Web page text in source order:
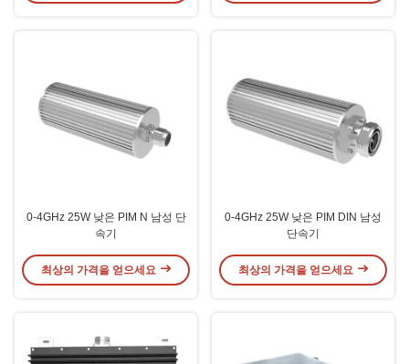
0-4GHz 25W 낮은 PIM N 남성 단
속기
최상의 가격을 얻으세요
0-4GHz 25W 낮은 PIM DIN 남성
단속기
최상의 가격을 얻으세요